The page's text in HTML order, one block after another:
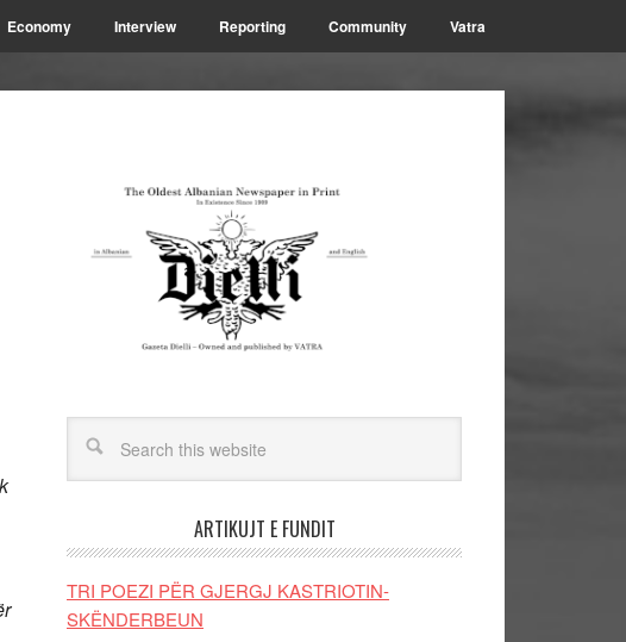
Economy Interview Reporting Community Vatra
ARTIKUJT E FUNDIT
TRI POEZI PËR GJERGJ KASTRIOTIN-
SKËNDERBEUN